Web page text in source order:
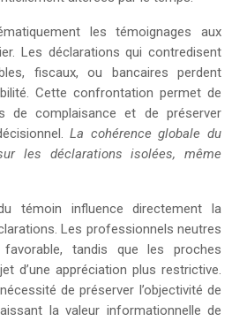
les témoignages aux
Les déclarations qui contredisent
fiscaux, ou bancaires perdent
Cette confrontation permet de
de complaisance et de préserver
La cohérence globale du
les déclarations isolées, même
témoin influence directement la
Les professionnels neutres
favorable, tandis que les proches
d’une appréciation plus restrictive.
de préserver l’objectivité de
la valeur informationnelle de